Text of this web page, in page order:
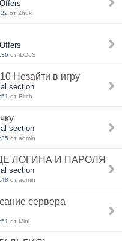
от Zhuk
от iDDoS
Незайти в игру
section
от Ritch
section
от admin
ЛОГИНА И ПАРОЛЯ
section
от admin
сервера
от Mini